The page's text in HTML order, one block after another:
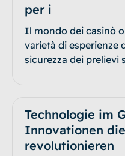
per i
Il mondo dei casinò
varietà di esperienze
sicurezza dei prelievi
Technologie im
Innovationen
revolutionieren